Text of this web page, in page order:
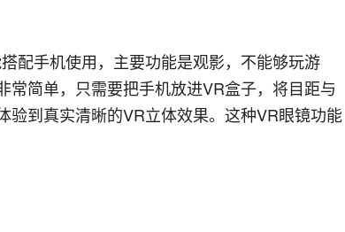
配手机使用，主要功能是观影，不能够玩游
常简单，只需要把手机放进VR盒子，将目距与
验到真实清晰的VR立体效果。这种VR眼镜功能